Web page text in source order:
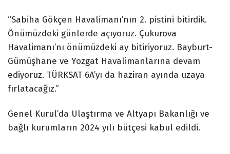
“Sabiha Gökçen Havalimanı’nın 2. pistini bitirdik.
Önümüzdeki günlerde açıyoruz. Çukurova
Havalimanı’nı önümüzdeki ay bitiriyoruz. Bayburt-
Gümüşhane ve Yozgat Havalimanlarına devam
ediyoruz. TÜRKSAT 6A’yı da haziran ayında uzaya
fırlatacağız.”
Genel Kurul’da Ulaştırma ve Altyapı Bakanlığı ve
bağlı kurumların 2024 yılı bütçesi kabul edildi.